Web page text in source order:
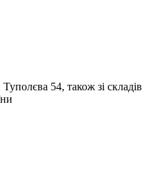
54, також зі складів